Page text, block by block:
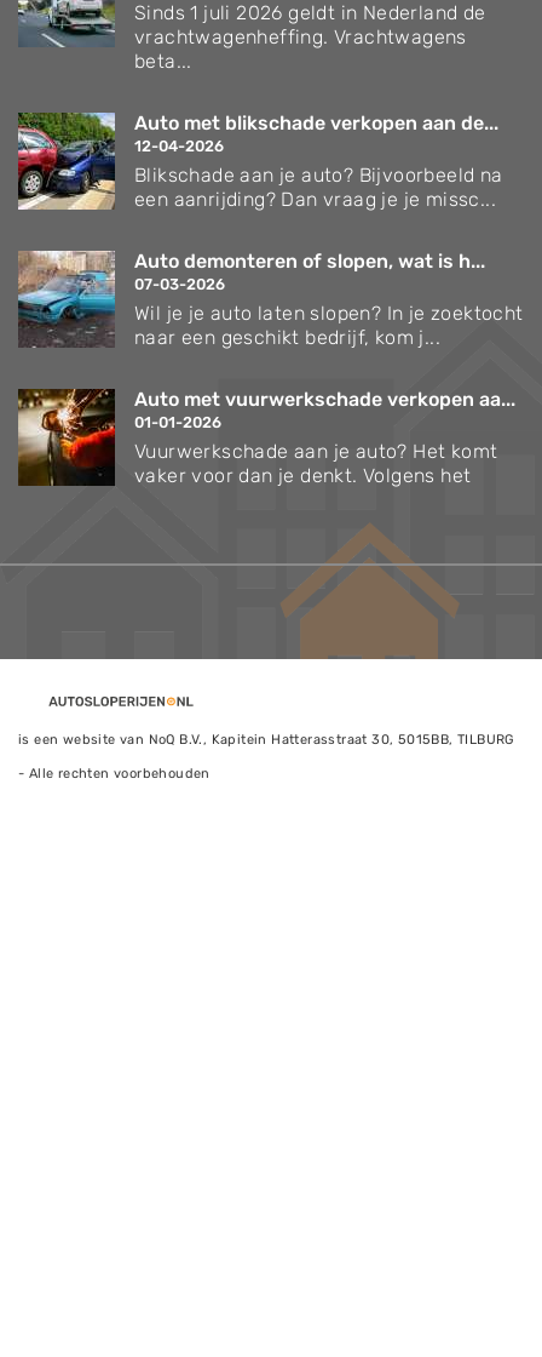
Sinds 1 juli 2026 geldt in Nederland de
vrachtwagenheffing. Vrachtwagens
beta...
Auto met blikschade verkopen aan de...
12-04-2026
Blikschade aan je auto? Bijvoorbeeld na
een aanrijding? Dan vraag je je missc...
Auto demonteren of slopen, wat is h...
07-03-2026
Wil je je auto laten slopen? In je zoektocht
naar een geschikt bedrijf, kom j...
Auto met vuurwerkschade verkopen aa...
01-01-2026
Vuurwerkschade aan je auto? Het komt
vaker voor dan je denkt. Volgens het
is een website van NoQ B.V., Kapitein Hatterasstraat 30, 5015BB, TILBURG
- Alle rechten voorbehouden